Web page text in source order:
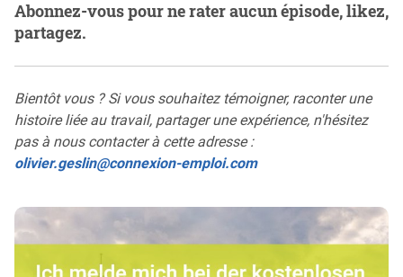
Abonnez-vous pour ne rater aucun épisode, likez,
partagez.
Bientôt vous ? Si vous souhaitez témoigner, raconter une
histoire liée au travail, partager une expérience, n'hésitez
pas à nous contacter à cette adresse :
olivier.geslin@connexion-emploi.com